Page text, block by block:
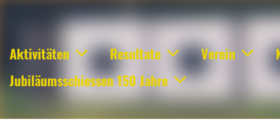
Aktivitäten Resultate Verein
Jubiläumsschiessen 150 Jahre